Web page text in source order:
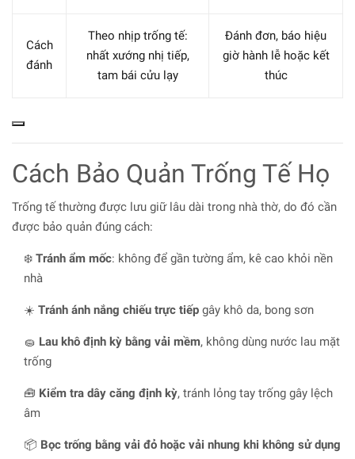
Cách
đánh
Theo nhịp trống tế:
nhất xướng nhị tiếp,
tam bái cửu lạy
Đánh đơn, báo hiệu
giờ hành lễ hoặc kết
thúc
Cách Bảo Quản Trống Tế Họ
Trống tế thường được lưu giữ lâu dài trong nhà thờ, do đó cần
được bảo quản đúng cách:
❄️ Tránh ẩm mốc: không để gần tường ẩm, kê cao khỏi nền
nhà
☀️ Tránh ánh nắng chiếu trực tiếp gây khô da, bong sơn
🧽 Lau khô định kỳ bằng vải mềm, không dùng nước lau mặt
trống
🧰 Kiểm tra dây căng định kỳ, tránh lỏng tay trống gây lệch
âm
📦 Bọc trống bằng vải đỏ hoặc vải nhung khi không sử dụng